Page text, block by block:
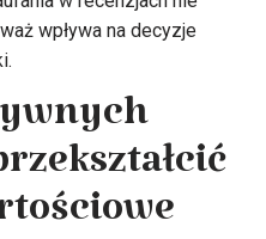
wpływa na decyzje